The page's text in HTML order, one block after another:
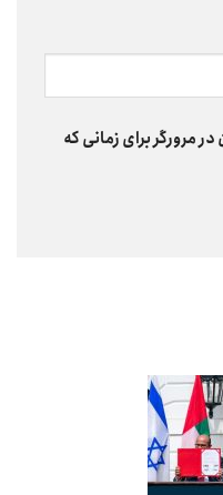
مرورگر برای زمانی که